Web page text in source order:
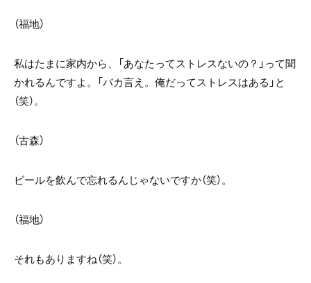
（福地）
私はたまに家内から、「あなたってストレスないの？」って聞
かれるんですよ。「バカ言え。俺だってストレスはある」と
（笑）。
（古森）
ビールを飲んで忘れるんじゃないですか（笑）。
（福地）
それもありますね（笑）。